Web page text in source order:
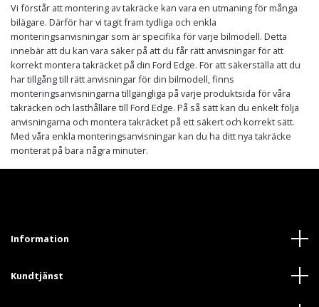
Vi förstår att montering av takräcke kan vara en utmaning för många
bilägare. Därför har vi tagit fram tydliga och enkla
monteringsanvisningar som är specifika för varje bilmodell. Detta
innebär att du kan vara säker på att du får rätt anvisningar för att
korrekt montera takräcket på din Ford Edge. För att säkerställa att du
har tillgång till rätt anvisningar för din bilmodell, finns
monteringsanvisningarna tillgängliga på varje produktsida för våra
takräcken och lasthållare till Ford Edge. På så sätt kan du enkelt följa
anvisningarna och montera takräcket på ett säkert och korrekt sätt.
Med våra enkla monteringsanvisningar kan du ha ditt nya takräcke
monterat på bara några minuter.
Information
Kundtjänst